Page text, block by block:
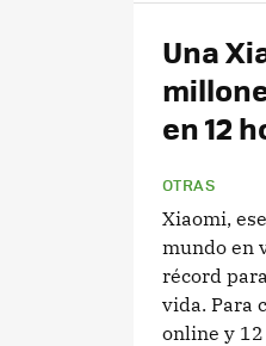
Una
en 12
OTRAS
Xiaomi,
mundo en
récord
vida. Para
online y 12